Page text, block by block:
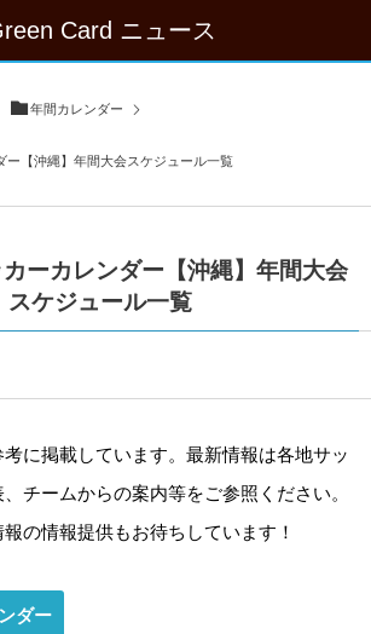
Card ニュース
年間カレンダー
ー【沖縄】年間大会スケジュール一覧
ーカレンダー【沖縄】年間大会
スケジュール一覧
に掲載しています。最新情報は各地サッ
チームからの案内等をご参照ください。
の情報提供もお待ちしています！
ダー